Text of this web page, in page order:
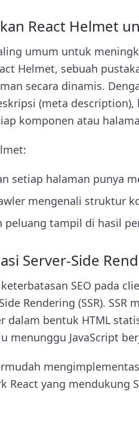
React Helmet
umum untuk
Helmet, sebuah
secara dinamis.
(meta
komponen atau
setiap halaman punya
mengenali struktur
peluang tampil di hasil
Server-Side
SEO pada
Rendering (SSR).
dalam bentuk HTML
menunggu JavaScript
React yang mendukung